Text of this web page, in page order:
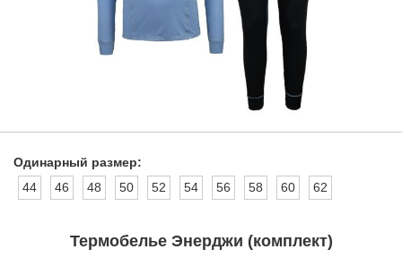
Одинарный размер:
44
46 48 50 52 54 56 58 60 62
Термобелье Энерджи (комплект)